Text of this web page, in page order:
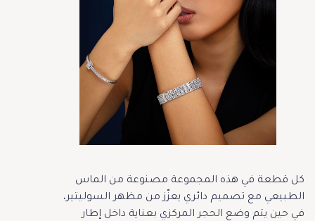
كل قطعة في هذه المجموعة مصنوعة من الماس
الطبيعي مع تصميم دائري يعزّز من مظهر السوليتير،
في حين يتم وضع الحجر المركزي بعناية داخل إطار